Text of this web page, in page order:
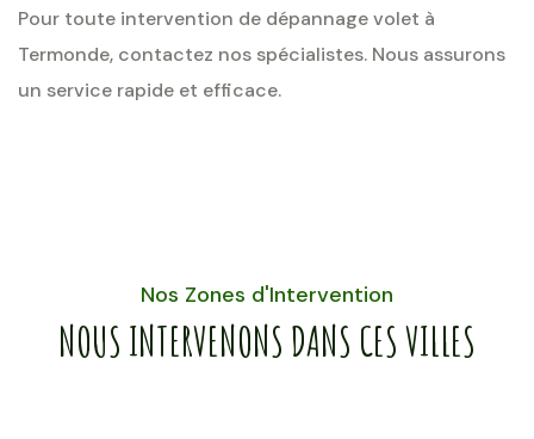
Pour toute intervention de dépannage volet à
Termonde, contactez nos spécialistes. Nous assurons
un service rapide et efficace.
Nos Zones d'Intervention
NOUS INTERVENONS DANS CES VILLES